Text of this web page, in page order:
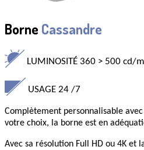
Borne Cassandre
LUMINOSITÉ 360 > 500 cd/
USAGE 24 /7
Complètement personnalisable
votre choix, la borne est en
Avec sa résolution Full HD ou 4K et